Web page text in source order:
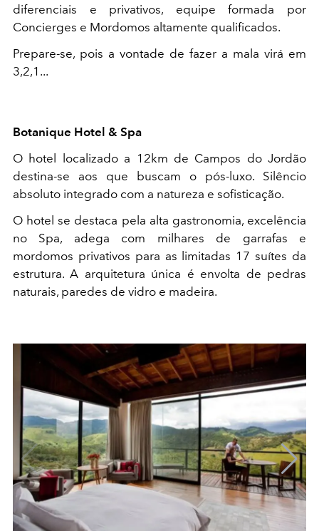
diferenciais e privativos, equipe formada por
Concierges e Mordomos altamente qualificados.
Prepare-se, pois a vontade de fazer a mala virá em
3,2,1...
Botanique Hotel & Spa
O hotel localizado a 12km de Campos do Jordão
destina-se aos que buscam o pós-luxo. Silêncio
absoluto integrado com a natureza e sofisticação.
O hotel se destaca pela alta gastronomia, excelência
no Spa, adega com milhares de garrafas e
mordomos privativos para as limitadas 17 suítes da
estrutura. A arquitetura única é envolta de pedras
naturais, paredes de vidro e madeira.